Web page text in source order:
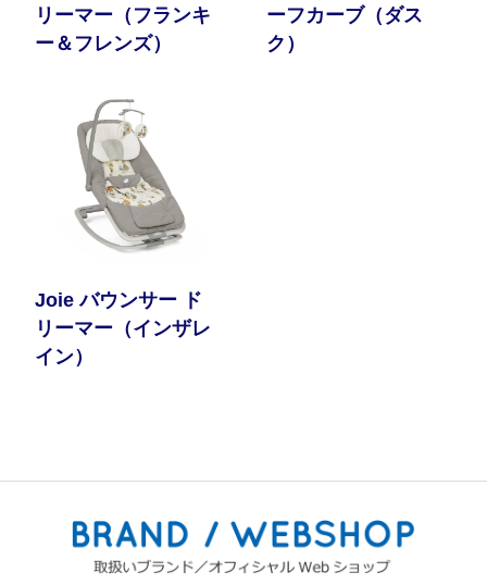
リーマー（フランキ
ー＆フレンズ）
ーフカーブ（ダス
ク）
Joie バウンサー ド
リーマー（インザレ
イン）